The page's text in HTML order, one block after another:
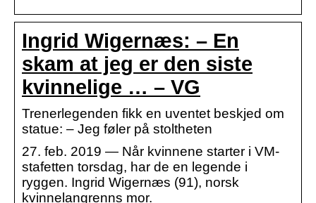
Ingrid Wigernæs: – En
skam at jeg er den siste
kvinnelige … – VG
Trenerlegenden fikk en uventet beskjed om
statue: – Jeg føler på stoltheten
27. feb. 2019 — Når kvinnene starter i VM-
stafetten torsdag, har de en legende i
ryggen. Ingrid Wigernæs (91), norsk
kvinnelangrenns mor.